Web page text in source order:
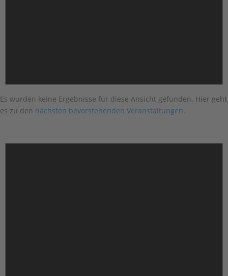
Es wurden keine Ergebnisse für diese Ansicht gefunden. Hier geht
es zu den nächsten bevorstehenden Veranstaltungen.